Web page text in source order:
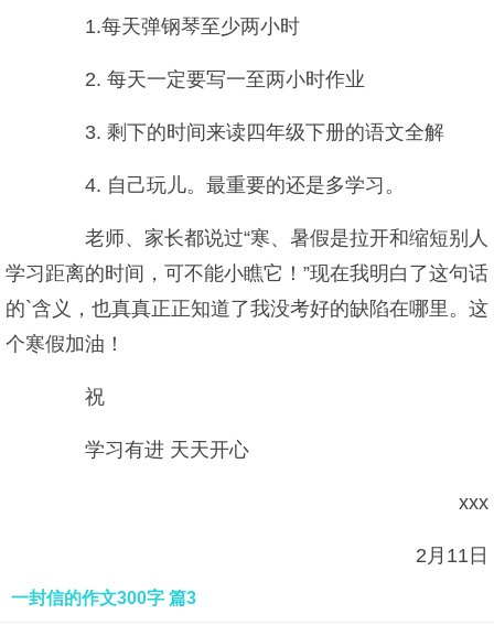
1.每天弹钢琴至少两小时
2. 每天一定要写一至两小时作业
3. 剩下的时间来读四年级下册的语文全解
4. 自己玩儿。最重要的还是多学习。
老师、家长都说过“寒、暑假是拉开和缩短别人
学习距离的时间，可不能小瞧它！”现在我明白了这句话
的`含义，也真真正正知道了我没考好的缺陷在哪里。这
个寒假加油！
祝
学习有进 天天开心
xxx
2月11日
一封信的作文300字 篇3